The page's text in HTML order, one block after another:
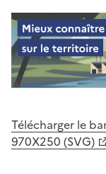
Télécharger le
970X250 (SVG)